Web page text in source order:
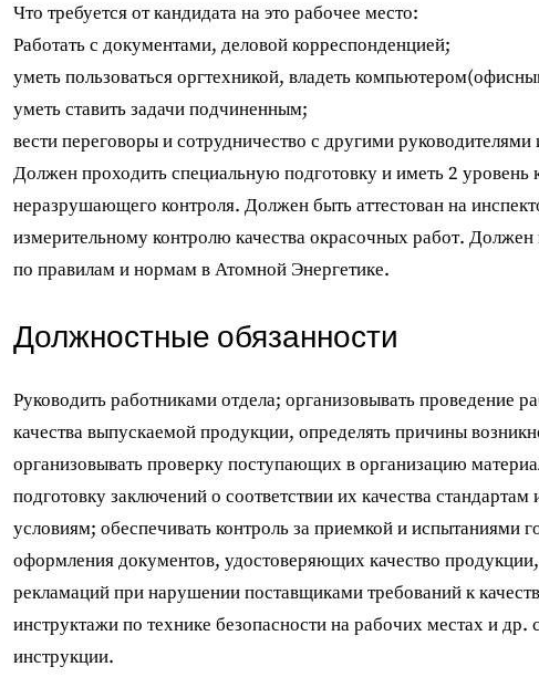
Что требуется от кандидата на это рабочее место:
Работать с документами, деловой корреспонденцией;
уметь пользоваться оргтехникой, владеть
уметь ставить задачи подчиненным;
вести переговоры и сотрудничество с другими руководителями
Должен проходить специальную подготовку и иметь 2 уровень
неразрушающего контроля. Должен быть аттестован на
измерительному контролю качества окрасочных работ. Должен
по правилам и нормам в Атомной Энергетике.
Должностные обязанности
Руководить работниками отдела; организовывать проведение
качества выпускаемой продукции, определять причины
организовывать проверку поступающих в организацию
подготовку заключений о соответствии их качества
условиям; обеспечивать контроль за приемкой и испытаниями
оформления документов, удостоверяющих качество
рекламаций при нарушении поставщиками требований к
инструктажи по технике безопасности на рабочих местах и др.
инструкции.